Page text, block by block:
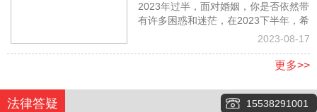
走冤枉路！建议收藏→
2023年过半，面对婚姻，你是否依然带
有许多困惑和迷茫，在2023下半年，希
2023-08-17
更多>>
法律答疑 15538291001